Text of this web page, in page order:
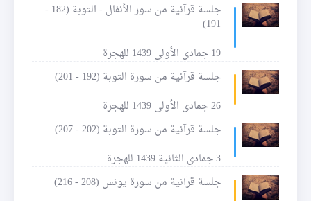
جلسة قرآنية من سور الأنفال - التوبة (182 -
191)
19 جمادى الأولى 1439 للهجرة
جلسة قرآنية من سورة التوبة (192 - 201)
26 جمادى الأولى 1439 للهجرة
جلسة قرآنية من سورة التوبة (202 - 207)
3 جمادى الثانية 1439 للهجرة
جلسة قرآنية من سورة يونس (208 - 216)